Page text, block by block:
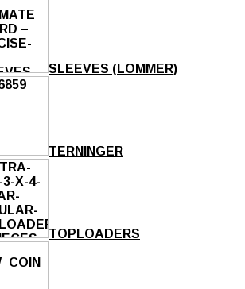
SLEEVES (LOMMER)
TERNINGER
TOPLOADERS